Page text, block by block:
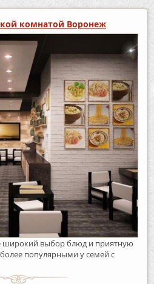
комнатой Воронеж
широкий выбор блюд и приятную
популярными у семей с